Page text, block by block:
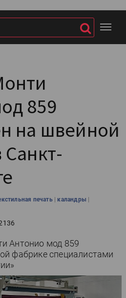
859
на швейной
печать |каландры |
Антонио мод 859
фабрике специалистами